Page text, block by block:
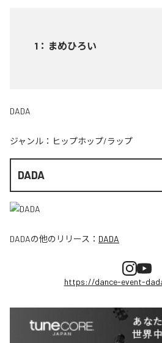
1 ： まめひろい
DADA
ジャンル： ヒップホップ/ラップ
DADA
DADAの他のリリース： DADA
https://dance-event-